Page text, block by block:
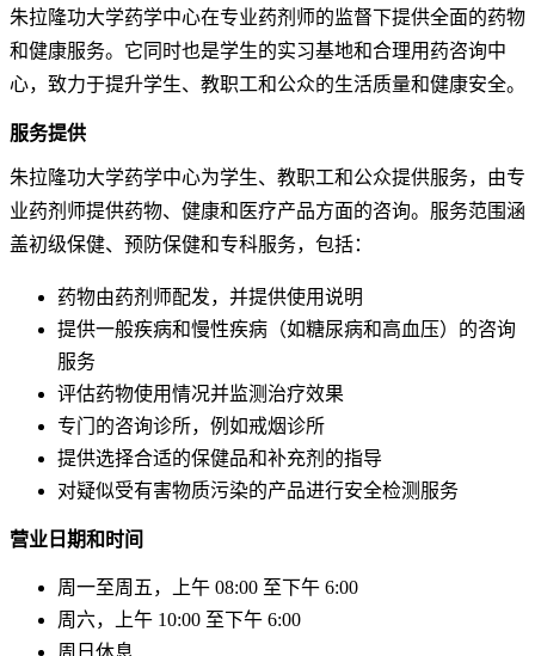
朱拉隆功大学药学中心在专业药剂师的监督下提供全面的药物
和健康服务。它同时也是学生的实习基地和合理用药咨询中
心，致力于提升学生、教职工和公众的生活质量和健康安全。
服务提供
朱拉隆功大学药学中心为学生、教职工和公众提供服务，由专
业药剂师提供药物、健康和医疗产品方面的咨询。服务范围涵
盖初级保健、预防保健和专科服务，包括：
药物由药剂师配发，并提供使用说明
提供一般疾病和慢性疾病（如糖尿病和高血压）的咨询
服务
评估药物使用情况并监测治疗效果
专门的咨询诊所，例如戒烟诊所
提供选择合适的保健品和补充剂的指导
对疑似受有害物质污染的产品进行安全检测服务
营业日期和时间
周一至周五，上午 08:00 至下午 6:00
周六，上午 10:00 至下午 6:00
周日休息